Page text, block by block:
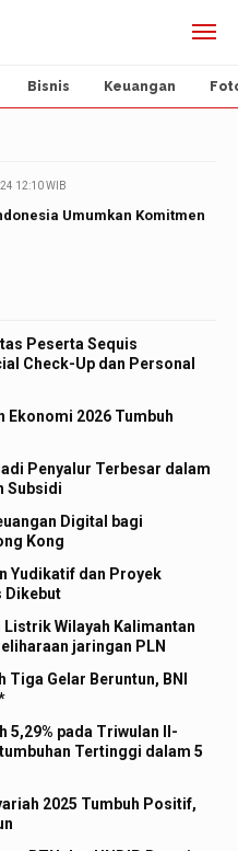
Bisnis Keuangan
12:10 WIB
Umumkan Komitmen
Peserta Sequis
Check-Up dan Personal
Ekonomi 2026 Tumbuh
Penyalur Terbesar dalam
Subsidi
Digital bagi
Kong
Yudikatif dan Proyek
Dikebut
Wilayah Kalimantan
jaringan PLN
Gelar Beruntun, BNI
5,29% pada Triwulan II-
Tertinggi dalam 5
2025 Tumbuh Positif,